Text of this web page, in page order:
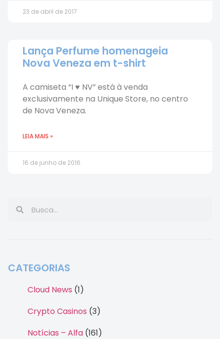
23 de abril de 2017
Lança Perfume homenageia
Nova Veneza em t-shirt
A camiseta “I ♥ NV” está à venda
exclusivamente na Unique Store, no centro
de Nova Veneza.
LEIA MAIS »
16 de junho de 2016
CATEGORIAS
Cloud News (1)
Crypto Casinos (3)
Notícias – Alfa (161)